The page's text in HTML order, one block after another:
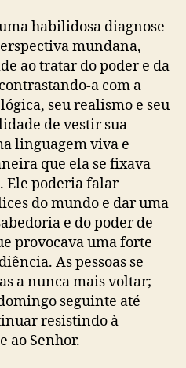
habilidosa diagnose
mundana,
ao tratar do poder e da
a com a
seu realismo e seu
de vestir sua
linguagem viva e
que ela se fixava
Ele poderia falar
do mundo e dar uma
e do poder de
provocava uma forte
As pessoas se
a nunca mais voltar;
seguinte até
resistindo à
ao Senhor.